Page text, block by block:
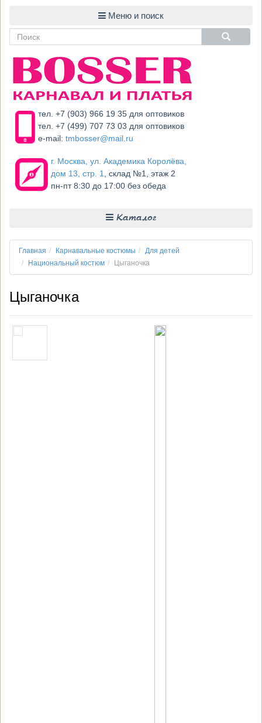
тел. +7 (903) 966 19 35 для оптовиков
тел. +7 (499) 707 73 03 для оптовиков
e-mail:tmbosser@mail.ru
г. Москва, ул. Академика Королёва,
дом 13, стр. 1
, склад №1, этаж 2
пн-пт 8:30 до 17:00 без обеда
Каталог
Главная Карнавальные костюмы
Для детей
Национальный костюм
Цыганочка
Цыганочка